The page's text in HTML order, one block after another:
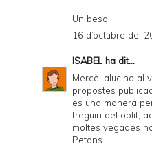
Un beso,
16 d’octubre del
ISABEL ha dit...
Mercè, alucino al
propostes
es una manera
treguin del oblit,
moltes vegades
Petons